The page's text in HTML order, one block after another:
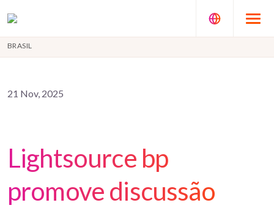
BRASIL
21 Nov, 2025
Lightsource bp
promove discussão